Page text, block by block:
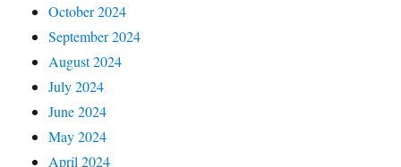
October 2024
September 2024
August 2024
July 2024
June 2024
May 2024
April 2024